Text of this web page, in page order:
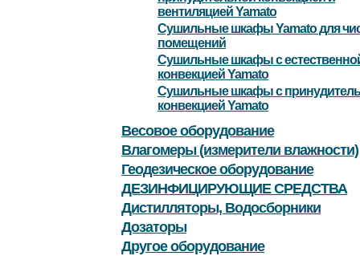
вентиляцией Yamato
Сушильные шкафы Yamato для
помещений
Сушильные шкафы с
конвекцией Yamato
Сушильные шкафы с
конвекцией Yamato
Весовое оборудование
Влагомеры (измерители влажности)
Геодезическое оборудование
ДЕЗИНФИЦИРУЮЩИЕ СРЕДСТВА
Дистилляторы, Водосборники
Дозаторы
Другое оборудование